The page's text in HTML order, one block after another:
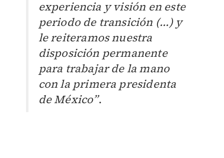
experiencia y visión en este
periodo de transición (...) y
le reiteramos nuestra
disposición permanente
para trabajar de la mano
con la primera presidenta
de México”.